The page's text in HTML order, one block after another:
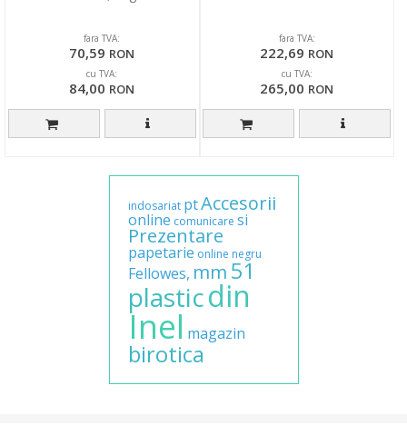
fara TVA:
70,59 RON
cu TVA:
84,00 RON
fara TVA:
222,69 RON
cu TVA:
265,00 RON
indosariat ptAccesorii
online comunicare si
Prezentare
papetarie online negru
Fellowes, mm 51
plasticdin
Inel magazin
birotica